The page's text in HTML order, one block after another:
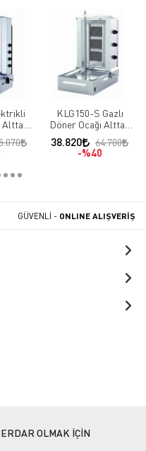
KLG150-S Gazlı
Döner Ocağı Alttan
Motorlu Hareketli
Gövde
38.820
64.700
%40
GÜVENLİ - ONLINE ALIŞVERİŞ
OLMAK İÇİN